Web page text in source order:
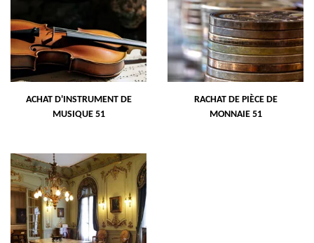
ACHAT D'INSTRUMENT DE
MUSIQUE 51
RACHAT DE PIÈCE DE
MONNAIE 51